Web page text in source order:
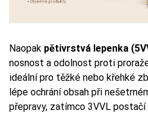
Naopak pětivrstvá lepenka
nosnost a odolnost proti
ideální pro těžké nebo křehké
lépe ochrání obsah při
přepravy, zatímco 3VVL